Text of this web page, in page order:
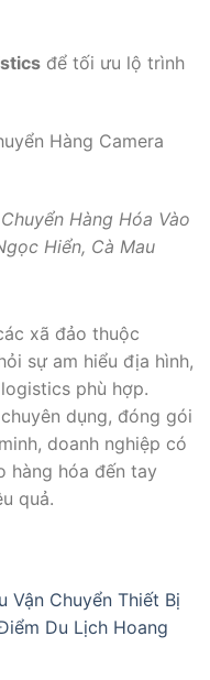
để tối ưu lộ trình
Hàng Hóa Vào
Hiển, Cà Mau
xã đảo thuộc
sự am hiểu địa hình,
phù hợp.
dụng, đóng gói
doanh nghiệp có
hàng hóa đến tay
quả.
Vận Chuyển Thiết Bị
Du Lịch Hoang